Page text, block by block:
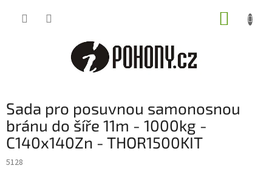
Sada pro posuvnou samonosnou
bránu do šíře 11m - 1000kg -
C140x140Zn - THOR1500KIT
5128